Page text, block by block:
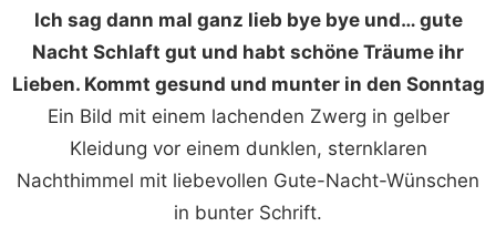
Ich sag dann mal ganz lieb bye bye und… gute
Nacht Schlaft gut und habt schöne Träume ihr
Lieben. Kommt gesund und munter in den Sonntag
Ein Bild mit einem lachenden Zwerg in gelber
Kleidung vor einem dunklen, sternklaren
Nachthimmel mit liebevollen Gute-Nacht-Wünschen
in bunter Schrift.